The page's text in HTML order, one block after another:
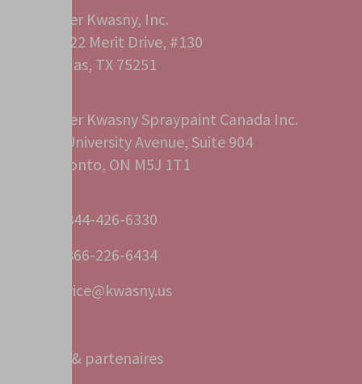
Peter Kwasny, Inc.
12222 Merit Drive, #130
Dallas, TX 75251
Peter Kwasny Spraypaint Canada Inc.
40 University Avenue, Suite 904
Toronto, ON M5J 1T1
+1 844-426-6330
+1 866-226-6434
service@kwasny.us
Bureaux & partenaires